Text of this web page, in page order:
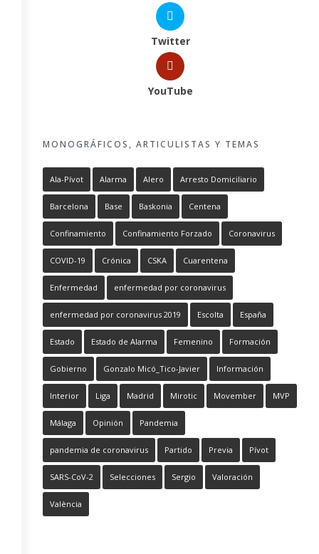
Twitter
YouTube
MONOGRÁFICOS, ARTICULISTAS Y TEMAS
Ala-Pívot Alarma Alero Arresto Domiciliario
Barcelona Base Baskonia Centena
Confinamiento Confinamiento Forzado Coronavirus
COVID-19 Crónica CSKA Cuarentena
Enfermedad enfermedad por coronavirus
enfermedad por coronavirus 2019 Escolta España
Estado Estado de Alarma Femenino Formación
Gobierno Gonzalo Micó_Tico-Javier Información
Interior Liga Madrid Mirotic Movember MVP
Málaga Opinión Pandemia
pandemia de coronavirus Partido Previa Pívot
SARS-CoV-2 Selecciones Sergio Valoración
València